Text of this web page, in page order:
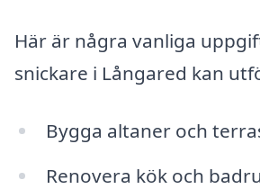
Här är några vanliga
snickare i Långared kan
Bygga altaner och
Renovera kök och